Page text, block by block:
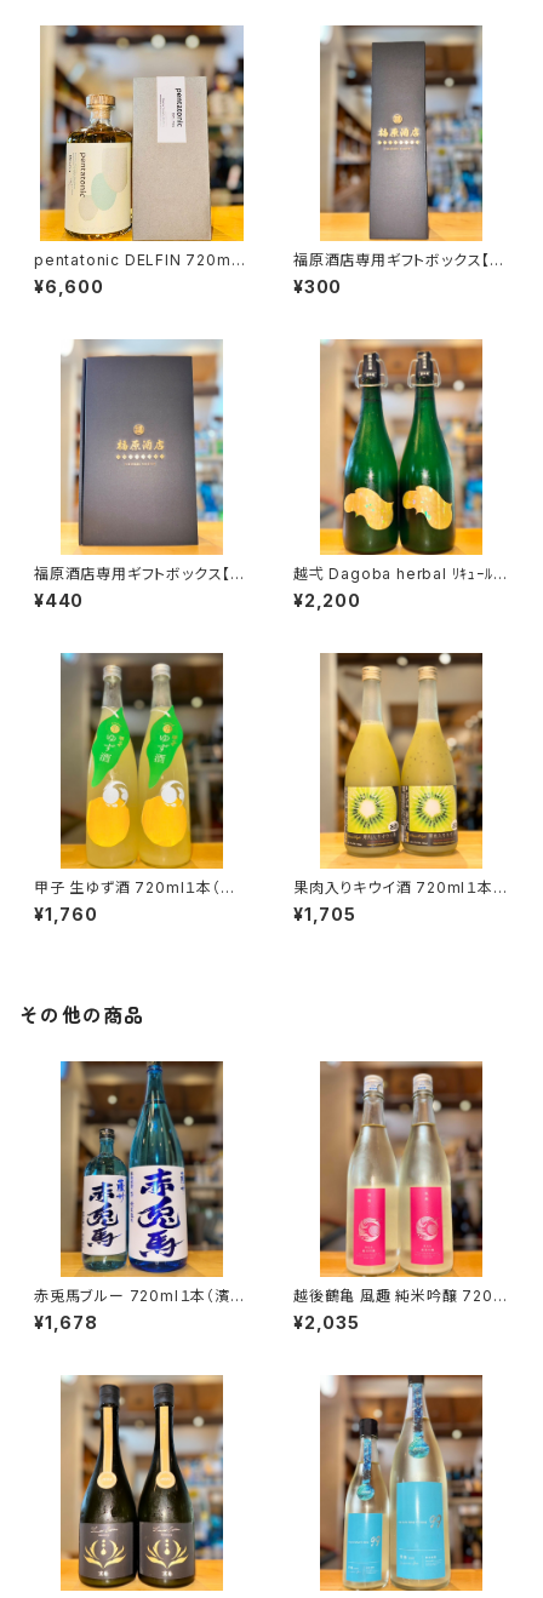
pentatonic DELFIN 720ml１
本（柳田酒造・宮崎県都城市早
鈴町）
¥6,600
福原酒店専用ギフトボックス【7
20ml１本入】
¥300
福原酒店専用ギフトボックス【7
20ml２本入】
¥440
越弌 Dagoba herbal ﾘｷｭｰﾙ 7
20ml１本（株式会社越後鶴亀・
新潟県新潟市西蒲区竹野町）
¥2,200
甲子 生ゆず酒 720ml１本（飯
沼本家・千葉県印旛郡酒々井
町）
¥1,760
果肉入りキウイ酒 720ml１本
（麻原酒造・埼玉県入間郡毛呂
山町）
¥1,705
その他の商品
赤兎馬ブルー 720ml１本（濱田
酒造・鹿児島県いちき串木野市）
¥1,678
越後鶴亀 風趣 純米吟醸 720m
l１本（株式会社越後鶴亀・新潟
県新潟市西蒲区竹野町）
¥2,035